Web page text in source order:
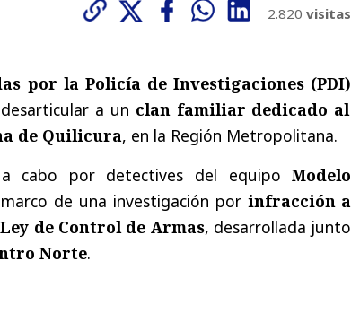
2.820 visitas
por la Policía de Investigaciones (PDI)
a un clan familiar dedicado al
de Quilicura, en la Región Metropolitana.
cabo por detectives del equipoModelo
de una investigación por infracción a
de Control de Armas, desarrollada junto
Norte.